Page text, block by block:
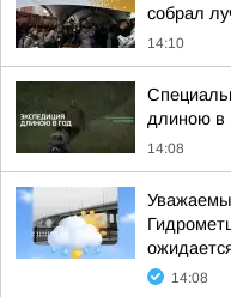
собрал
14:10
длиною в
14:08
14:08